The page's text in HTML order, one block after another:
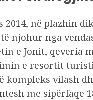
2014, në plazhin
njohur nga
e Jonit, qeveria
e resortit
kompleks vilash
me sipërfaqe